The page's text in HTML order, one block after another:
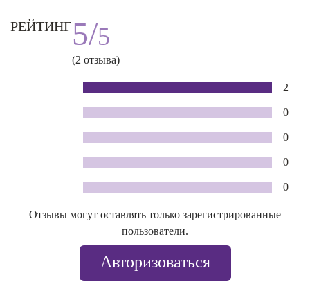
РЕЙТИНГ5/5
(2 отзыва)
2
0
0
0
0
Отзывы могут оставлять только зарегистрированные
пользователи.
Авторизоваться